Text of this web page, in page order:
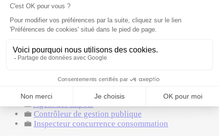
Maths
Où ça mène
Cette formation peut mener à ces métiers. Liste non
exhaustive.
Contrôleur des finances publiques
💼 Directeur général des finances publiques (adjoint)
💼Agent des impôts
💼 Contrôleur de gestion publique
💼 Inspecteur concurrence consommation